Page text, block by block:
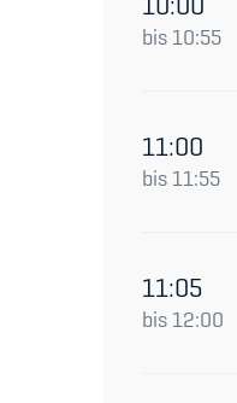
bis 10:55
11:00
bis 11:55
11:05
bis 12:00